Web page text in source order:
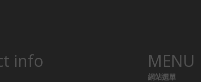
info MENU
網站選單